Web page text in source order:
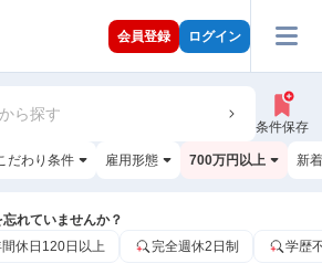
会員登録 ログイン
ら探す
条件保存
だわり条件 雇用形態 700万円以上 新
れていませんか？
間休日120日以上 完全週休2日制 学歴